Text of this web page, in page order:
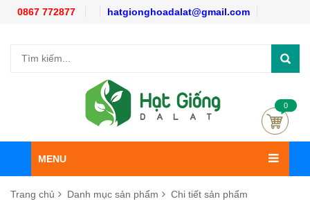
0867 772877 hatgionghoadalat@gmail.com
0
MENU
Trang chủ Danh mục sản phẩm Chi tiết sản phẩm